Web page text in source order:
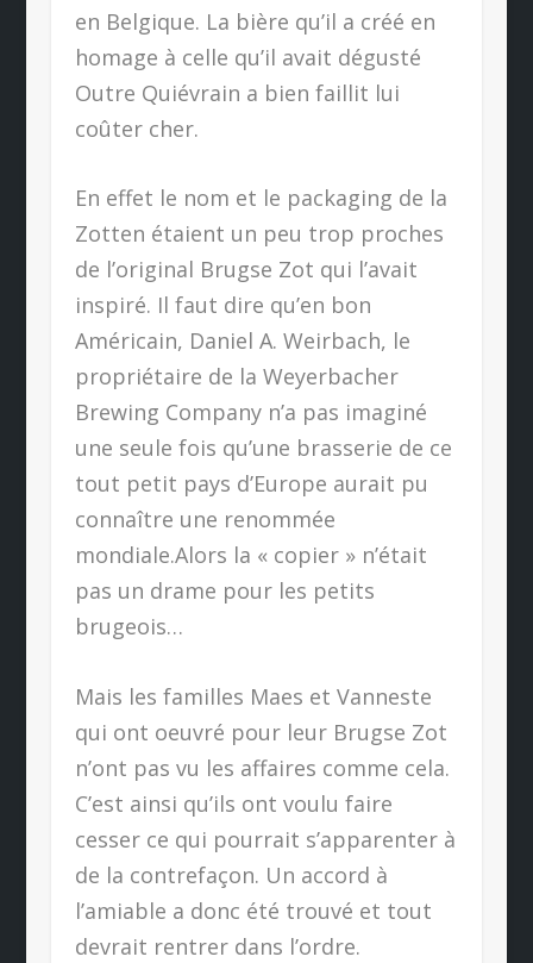
en Belgique. La bière qu’il a créé en
homage à celle qu’il avait dégusté
Outre Quiévrain a bien faillit lui
coûter cher.
En effet le nom et le packaging de la
Zotten étaient un peu trop proches
de l’original Brugse Zot qui l’avait
inspiré. Il faut dire qu’en bon
Américain, Daniel A. Weirbach, le
propriétaire de la Weyerbacher
Brewing Company n’a pas imaginé
une seule fois qu’une brasserie de ce
tout petit pays d’Europe aurait pu
connaître une renommée
mondiale.Alors la « copier » n’était
pas un drame pour les petits
brugeois…
Mais les familles Maes et Vanneste
qui ont oeuvré pour leur Brugse Zot
n’ont pas vu les affaires comme cela.
C’est ainsi qu’ils ont voulu faire
cesser ce qui pourrait s’apparenter à
de la contrefaçon. Un accord à
l’amiable a donc été trouvé et tout
devrait rentrer dans l’ordre.